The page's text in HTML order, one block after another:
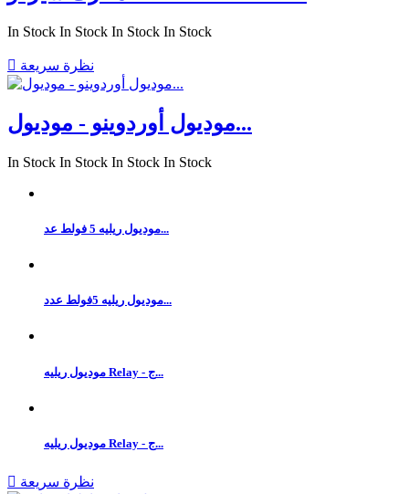
In Stock In Stock In Stock In Stock
 نظرة سريعة
موديول أوردوينو - موديول...
In Stock In Stock In Stock In Stock
موديول ريليه 5 فولط عد...
موديول ريليه 5فولط عدد...
موديول ريليه Relay - ج...
موديول ريليه Relay - ج...
 نظرة سريعة